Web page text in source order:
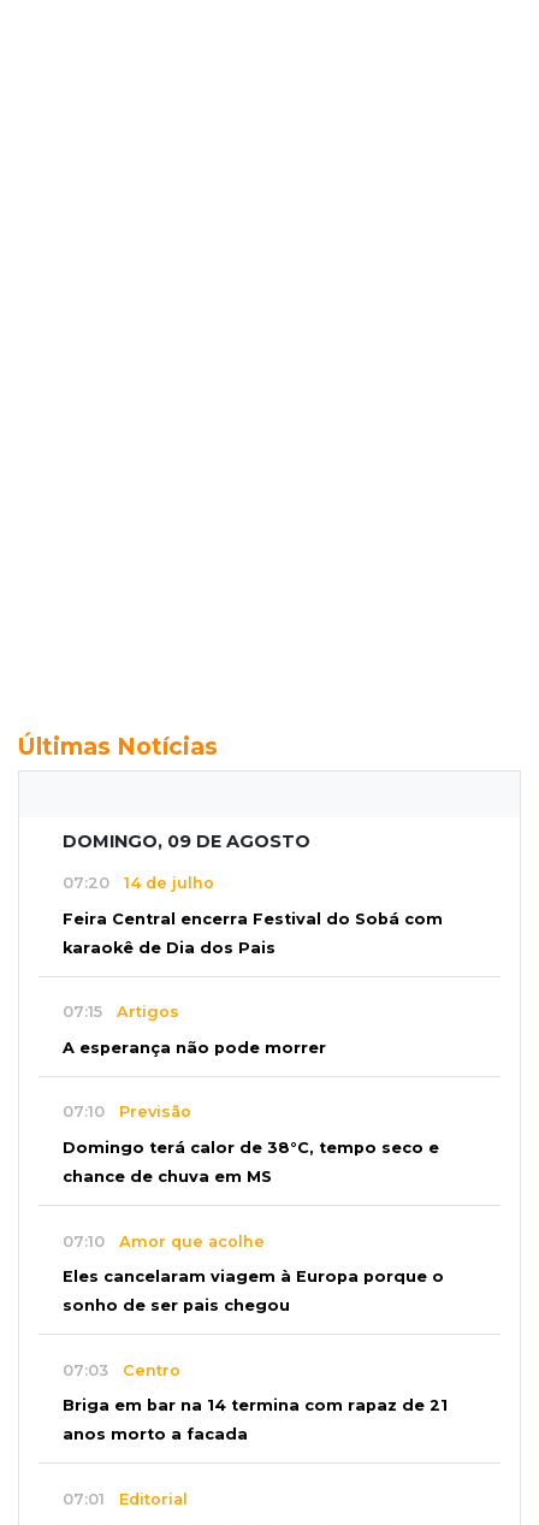
Últimas Notícias
DOMINGO, 09 DE AGOSTO
07:20 14 de julho
Feira Central encerra Festival do Sobá com
karaokê de Dia dos Pais
07:15 Artigos
A esperança não pode morrer
07:10 Previsão
Domingo terá calor de 38°C, tempo seco e
chance de chuva em MS
07:10 Amor que acolhe
Eles cancelaram viagem à Europa porque o
sonho de ser pais chegou
07:03 Centro
Briga em bar na 14 termina com rapaz de 21
anos morto a facada
07:01 Editorial